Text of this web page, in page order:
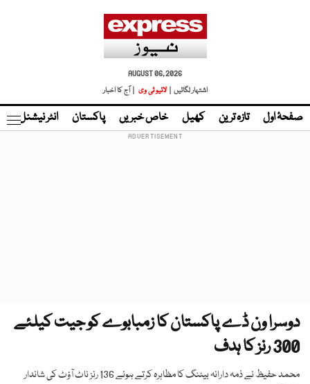
AUGUST 06, 2026
اشتہار لگائیں |
لائیو ٹی وی | آج کا اخبار
صفحۂ اول تازہ ترین کھیل خاص خبریں پاکستان انٹر نیشنل
دوسرا ون ڈے پاکستان کا زمبابوے کو جیت کیلئے
300 رنز کا ہدف
محمد حفیظ نے ذمہ دارانہ بیٹنگ کا مظاہرہ کرتے ہوئے 136 رنز ناٹ آؤٹ کی شاندار